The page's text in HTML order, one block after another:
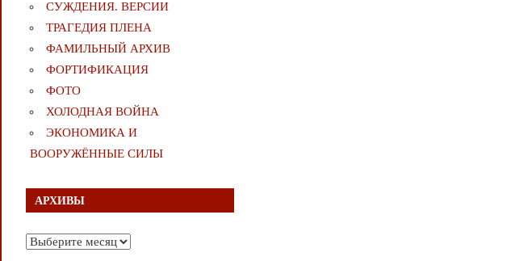
СУЖДЕНИЯ. ВЕРСИИ
ТРАГЕДИЯ ПЛЕНА
ФАМИЛЬНЫЙ АРХИВ
ФОРТИФИКАЦИЯ
ФОТО
ХОЛОДНАЯ ВОЙНА
ЭКОНОМИКА И
ВООРУЖЁННЫЕ СИЛЫ
АРХИВЫ
Архивы